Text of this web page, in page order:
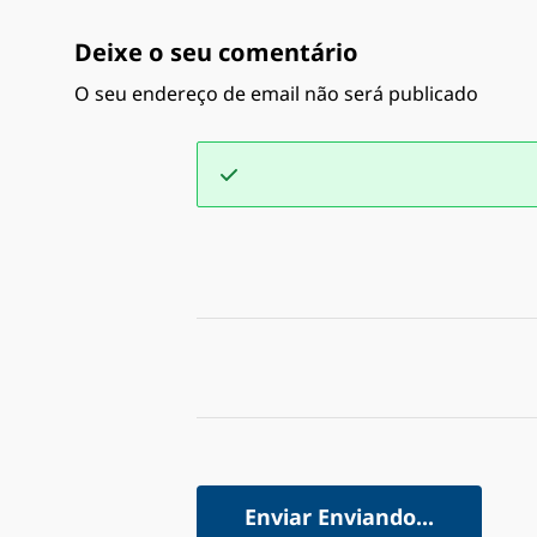
Deixe o seu comentário
O seu endereço de email não será publicado
Enviar Enviando...